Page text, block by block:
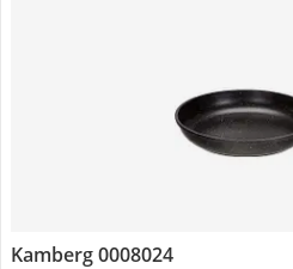
Kamberg 0008024